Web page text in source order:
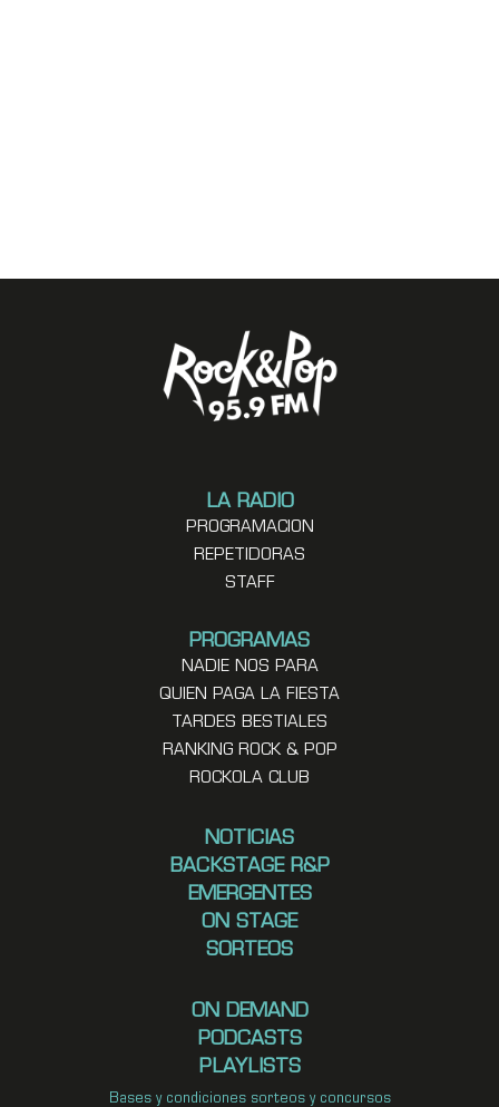
LA RADIO
PROGRAMACION
REPETIDORAS
STAFF
PROGRAMAS
NADIE NOS PARA
QUIEN PAGA LA FIESTA
TARDES BESTIALES
RANKING ROCK & POP
ROCKOLA CLUB
NOTICIAS
BACKSTAGE R&P
EMERGENTES
ON STAGE
SORTEOS
ON DEMAND
PODCASTS
PLAYLISTS
Bases y condiciones sorteos y concursos